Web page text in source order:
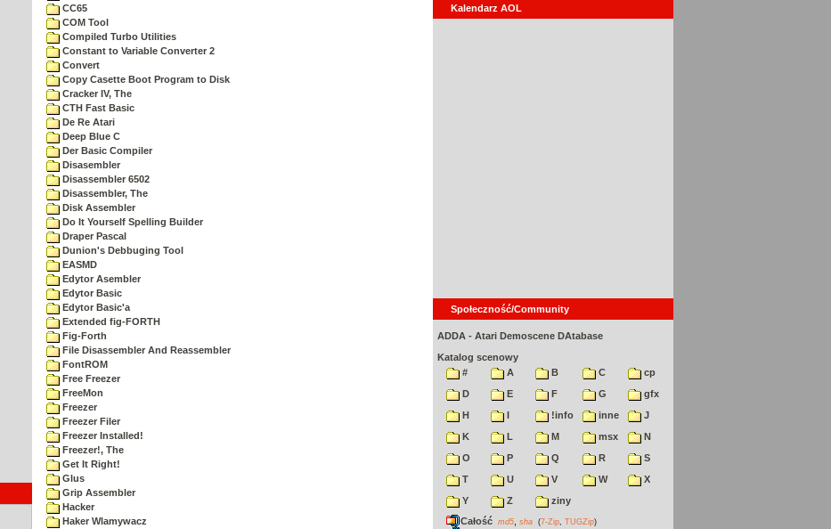
CC65
COM Tool
Compiled Turbo Utilities
Constant to Variable Converter 2
Convert
Copy Casette Boot Program to Disk
Cracker IV, The
CTH Fast Basic
De Re Atari
Deep Blue C
Der Basic Compiler
Disasembler
Disassembler 6502
Disassembler, The
Disk Assembler
Do It Yourself Spelling Builder
Draper Pascal
Dunion's Debbuging Tool
EASMD
Edytor Asembler
Edytor Basic
Edytor Basic'a
Extended fig-FORTH
Fig-Forth
File Disassembler And Reassembler
FontROM
Free Freezer
FreeMon
Freezer
Freezer Filer
Freezer Installed!
Freezer!, The
Get It Right!
Glus
Grip Assembler
Hacker
Haker Wlamywacz
Kalendarz AOL
Społeczność/Community
ADDA - Atari Demoscene DAtabase
Katalog scenowy
#
A B C
cp
D
E F G
gfx
H
I !info inne
J
K
L M msx
N
O
P Q R
S
T
U V W
X
Y
Z
ziny
Całość md5 sha (7-Zip TUGZip)